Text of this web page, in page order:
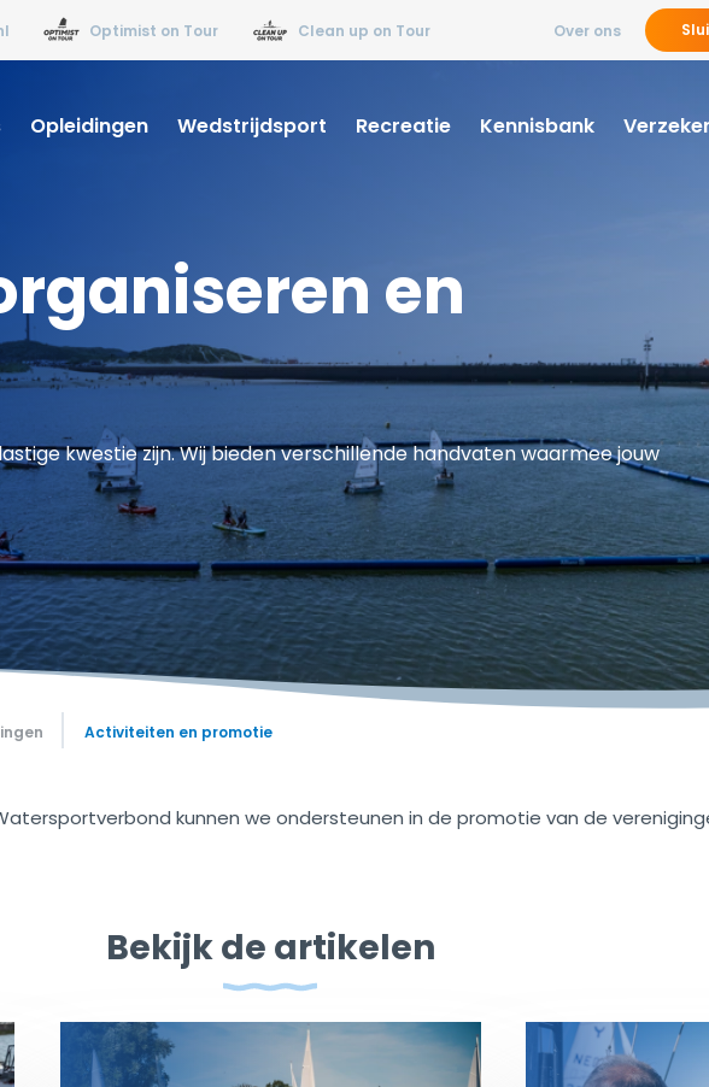
Optimist on Tour Clean up on Tour Over ons
Opleidingen Wedstrijdsport Recreatie Kennisbank
en
kwestie zijn. Wij bieden verschillende handvaten waarmee jouw
Activiteiten en promotie
kunnen we ondersteunen in de promotie van de
Bekijk de artikelen